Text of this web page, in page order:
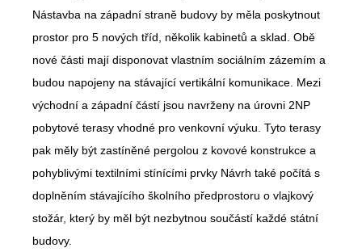
Nástavba na západní straně budovy by měla poskytnout
prostor pro 5 nových tříd, několik kabinetů a sklad. Obě
nové části mají disponovat vlastním sociálním zázemím a
budou napojeny na stávající vertikální komunikace. Mezi
východní a západní částí jsou navrženy na úrovni 2NP
pobytové terasy vhodné pro venkovní výuku. Tyto terasy
pak měly být zastíněné pergolou z kovové konstrukce a
pohyblivými textilními stínícími prvky Návrh také počítá s
doplněním stávajícího školního předprostoru o vlajkový
stožár, který by měl být nezbytnou součástí každé státní
budovy.